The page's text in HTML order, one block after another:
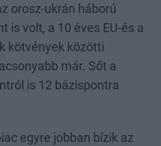
orosz-ukrán háború
is volt, a 10 éves EU-és a
kötvények közötti
már. Sőt a
is 12 bázispontra
egyre jobban bízik az